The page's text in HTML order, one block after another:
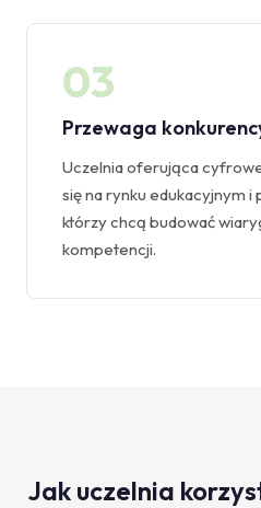
03
Przewaga
Uczelnia oferująca
się na rynku edukacyjnym i
którzy chcą budować
kompetencji.
Jak uczelnia